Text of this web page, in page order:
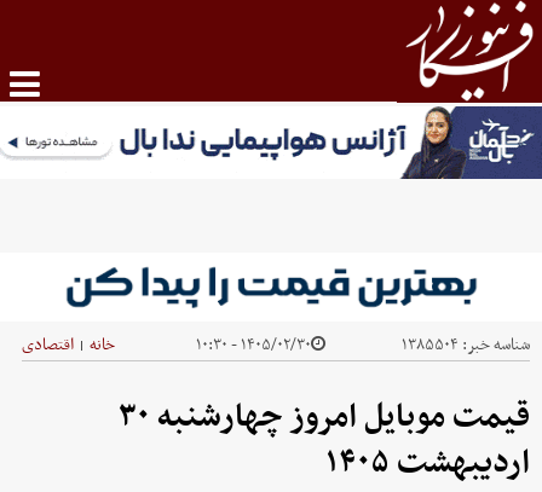
شناسه خبر: ۱۳۸۵۵۰۴ ۱۴۰۵/۰۲/۳۰ - ۱۰:۳۰ خانه | اقتصادی
قیمت موبایل‌ امروز چهارشنبه ۳۰
اردیبهشت ۱۴۰۵